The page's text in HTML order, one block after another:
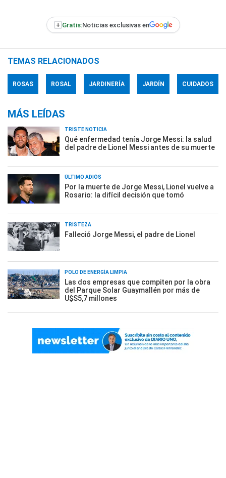
+ Gratis:Noticias exclusivas en
TEMAS RELACIONADOS
ROSAS ROSAL JARDINERÍA JARDÍN CUIDADOS
MÁS LEÍDAS
TRISTE NOTICIA
Qué enfermedad tenía Jorge Messi: la salud
del padre de Lionel Messi antes de su muerte
ÚLTIMO ADIÓS
Por la muerte de Jorge Messi, Lionel vuelve a
Rosario: la difícil decisión que tomó
TRISTEZA
Falleció Jorge Messi, el padre de Lionel
POLO DE ENERGÍA LIMPIA
Las dos empresas que compiten por la obra
del Parque Solar Guaymallén por más de
U$S5,7 millones